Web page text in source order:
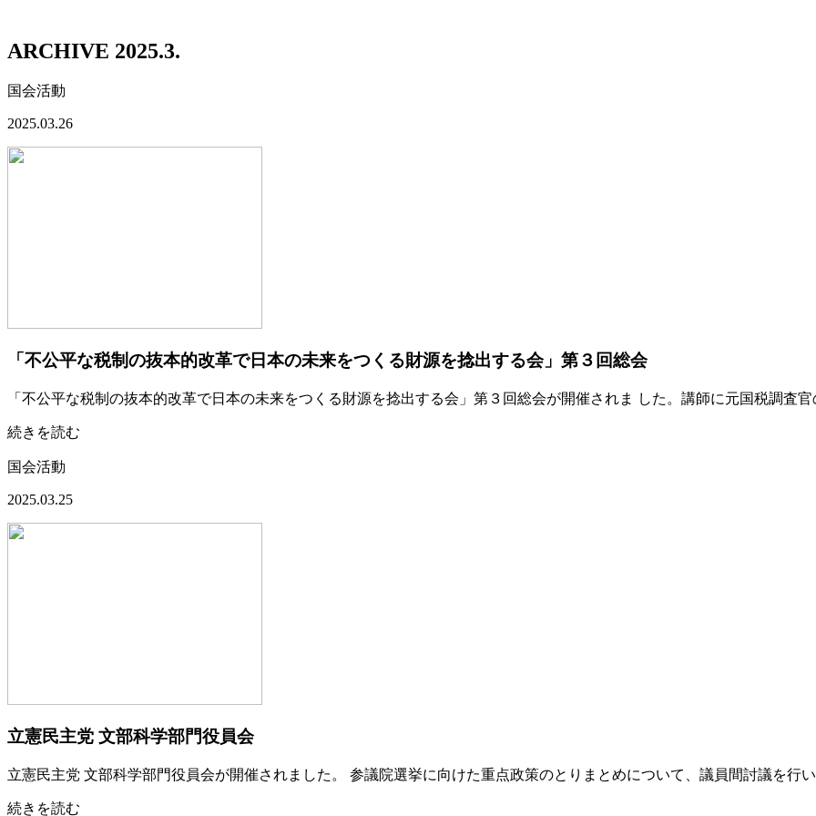
ARCHIVE 2025.3.
国会活動
2025.03.26
「不公平な税制の抜本的改革で日本の未来をつくる財源を捻出する会」第３回総会
「不公平な税制の抜本的改革で日本の未来をつくる財源を捻出する会」第３回総会が開催されま した。講師に元国税調査
続きを読む
国会活動
2025.03.25
立憲民主党 文部科学部門役員会
立憲民主党 文部科学部門役員会が開催されました。 参議院選挙に向けた重点政策のとりまとめについて、議員間討議を行い
続きを読む